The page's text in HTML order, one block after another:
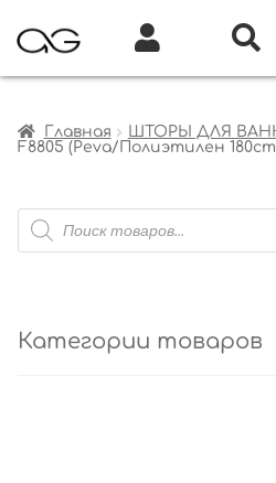
Главная ШТОРЫ ДЛЯ
F8805 (Peva/Полиэтилен
Поиск
товаров
Категории товаров